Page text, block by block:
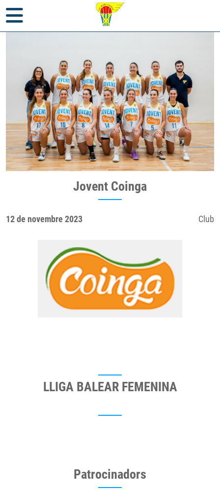
Jovent Coinga
12 de novembre 2023 Club
LLIGA BALEAR FEMENINA
Patrocinadors